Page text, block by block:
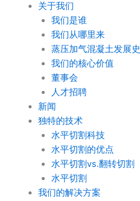
关于我们
我们是谁
我们从哪里来
蒸压加气混凝土发展史
我们的核心价值
董事会
人才招聘
新闻
独特的技术
水平切割科技
水平切割的优点
水平切割vs.翻转切割
水平切割
我们的解决方案